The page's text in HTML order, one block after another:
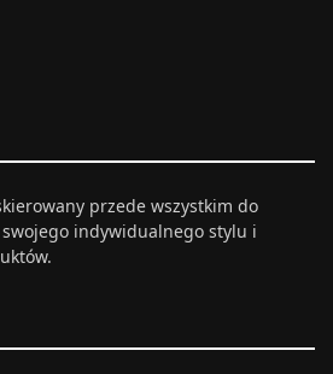
przede wszystkim do
indywidualnego stylu i